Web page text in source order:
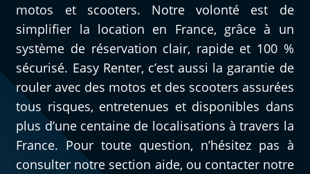
motos et scooters. Notre volonté est de
simplifier la location en France, grâce à un
système de réservation clair, rapide et 100 %
sécurisé. Easy Renter, c’est aussi la garantie de
rouler avec des motos et des scooters assurées
tous risques, entretenues et disponibles dans
plus d’une centaine de localisations à travers la
France. Pour toute question, n’hésitez pas à
consulter notre section aide, ou contacter notre